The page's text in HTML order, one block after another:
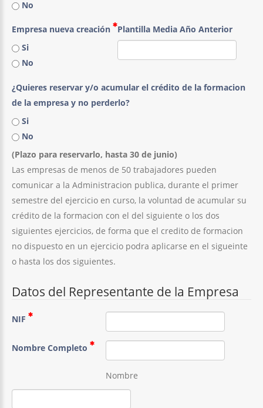
No
Empresa nueva creación
Si
No
Plantilla Media Año Anterior
¿Quieres reservar y/o acumular el crédito de la formacion
de la empresa y no perderlo?
Si
No
(Plazo para reservarlo, hasta 30 de junio)
Las empresas de menos de 50 trabajadores pueden
comunicar a la Administracion publica, durante el primer
semestre del ejercicio en curso, la voluntad de acumular su
crédito de la formacion con el del siguiente o los dos
siguientes ejercicios, de forma que el credito de formacion
no dispuesto en un ejercicio podra aplicarse en el sigueinte
o hasta los dos siguientes.
Datos del Representante de la Empresa
NIF
Nombre Completo
Nombre